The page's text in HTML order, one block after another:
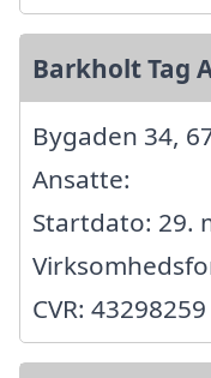
Barkholt Tag
Bygaden 34,
Ansatte:
Startdato: 29.
CVR: 43298259